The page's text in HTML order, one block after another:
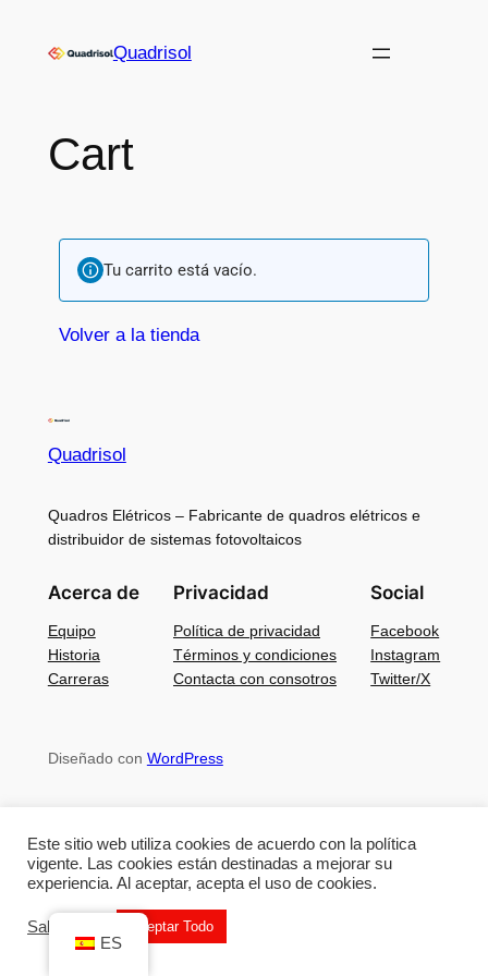
Quadrisol
Cart
Tu carrito está vacío.
Volver a la tienda
Quadrisol
Quadros Elétricos – Fabricante de quadros elétricos e
distribuidor de sistemas fotovoltaicos
Acerca de
Equipo
Historia
Carreras
Privacidad
Política de privacidad
Términos y condiciones
Contacta con consotros
Social
Facebook
Instagram
Twitter/X
Diseñado con WordPress
Este sitio web utiliza cookies de acuerdo con la política
vigente. Las cookies están destinadas a mejorar su
experiencia. Al aceptar, acepta el uso de cookies.
Saber Mas Aceptar Todo
ES